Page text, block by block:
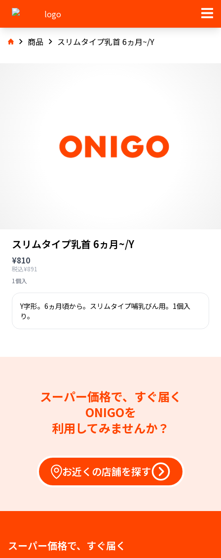
商品 スリムタイプ乳首 6ヵ月~/Y
スリムタイプ乳首 6ヵ月~/Y
¥810
税込¥891
1個入
Y字形。6ヵ月頃から。スリムタイプ哺乳びん用。1個入
り。
スーパー価格で、すぐ届く
ONIGOを
利用してみませんか？
お近くの店舗を探す
スーパー価格で、すぐ届く